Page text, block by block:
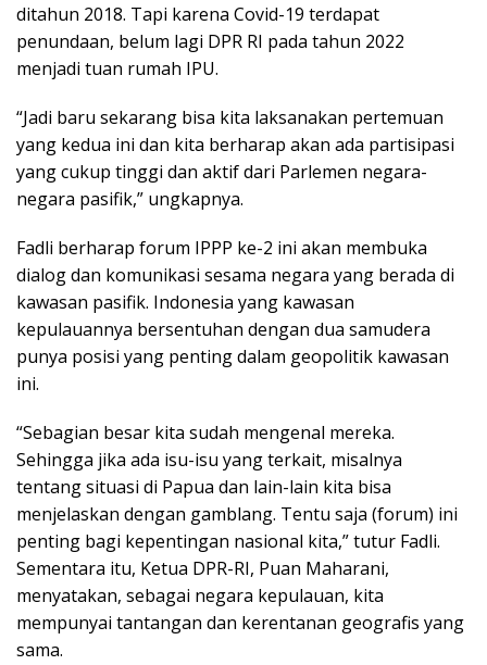
ditahun 2018. Tapi karena Covid-19 terdapat
penundaan, belum lagi DPR RI pada tahun 2022
menjadi tuan rumah IPU.
“Jadi baru sekarang bisa kita laksanakan pertemuan
yang kedua ini dan kita berharap akan ada partisipasi
yang cukup tinggi dan aktif dari Parlemen negara-
negara pasifik,” ungkapnya.
Fadli berharap forum IPPP ke-2 ini akan membuka
dialog dan komunikasi sesama negara yang berada di
kawasan pasifik. Indonesia yang kawasan
kepulauannya bersentuhan dengan dua samudera
punya posisi yang penting dalam geopolitik kawasan
ini.
“Sebagian besar kita sudah mengenal mereka.
Sehingga jika ada isu-isu yang terkait, misalnya
tentang situasi di Papua dan lain-lain kita bisa
menjelaskan dengan gamblang. Tentu saja (forum) ini
penting bagi kepentingan nasional kita,” tutur Fadli.
Sementara itu, Ketua DPR-RI, Puan Maharani,
menyatakan, sebagai negara kepulauan, kita
mempunyai tantangan dan kerentanan geografis yang
sama.